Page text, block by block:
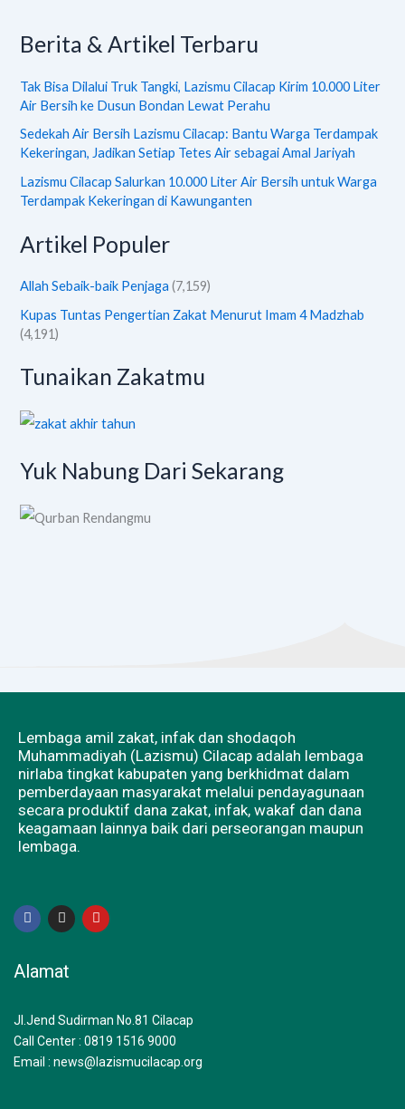
Berita & Artikel Terbaru
Tak Bisa Dilalui Truk Tangki, Lazismu Cilacap Kirim 10.000 Liter
Air Bersih ke Dusun Bondan Lewat Perahu
Sedekah Air Bersih Lazismu Cilacap: Bantu Warga Terdampak
Kekeringan, Jadikan Setiap Tetes Air sebagai Amal Jariyah
Lazismu Cilacap Salurkan 10.000 Liter Air Bersih untuk Warga
Terdampak Kekeringan di Kawunganten
Artikel Populer
Allah Sebaik-baik Penjaga (7,159)
Kupas Tuntas Pengertian Zakat Menurut Imam 4 Madzhab
(4,191)
Tunaikan Zakatmu
Yuk Nabung Dari Sekarang
Lembaga amil zakat, infak dan shodaqoh
Muhammadiyah (Lazismu) Cilacap adalah lembaga
nirlaba tingkat kabupaten yang berkhidmat dalam
pemberdayaan masyarakat melalui pendayagunaan
secara produktif dana zakat, infak, wakaf dan dana
keagamaan lainnya baik dari perseorangan maupun
lembaga.
F
a
c
o
I
n
s
g
m
Y
o
u
Alamat
Jl.Jend Sudirman No.81 Cilacap
Call Center : 0819 1516 9000
Email : news@lazismucilacap.org